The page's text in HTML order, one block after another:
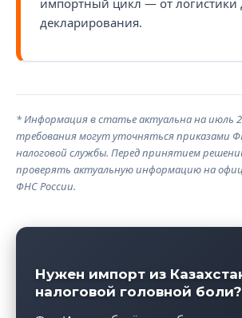
импортный цикл — от логистики
декларирования.
* Информация в статье актуальна на июль
требования могут уточняться приказами
налоговой службы. Перед принятием
проверять актуальную информацию на
ФНС России.
Нужен импорт из
налоговой головной боли?